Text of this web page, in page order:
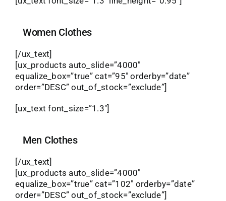
Women Clothes
[/ux_text]
[ux_products auto_slide=”4000″
equalize_box=”true” cat=”95″ orderby=”date”
order=”DESC” out_of_stock=”exclude”]
[ux_text font_size=”1.3″]
Men Clothes
[/ux_text]
[ux_products auto_slide=”4000″
equalize_box=”true” cat=”102″ orderby=”date”
order=”DESC” out_of_stock=”exclude”]